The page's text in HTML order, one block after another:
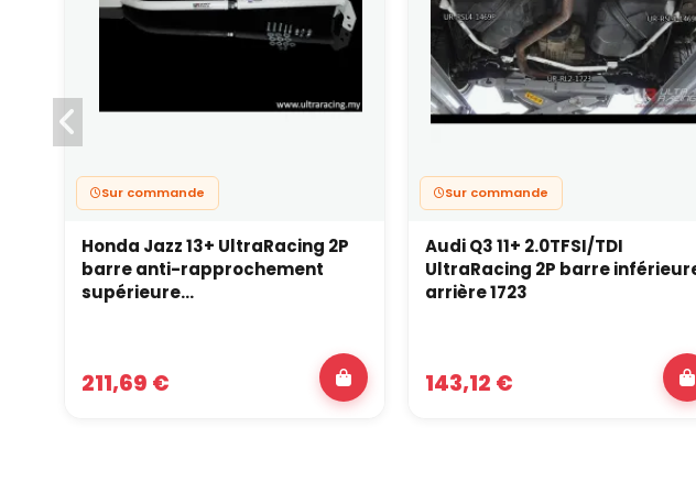
Sur commande
Honda Jazz 13+ UltraRacing 2P
barre anti-rapprochement
supérieure...
211,69 €
Sur commande
Audi Q3 11+ 2.0TFSI/TDI
UltraRacing 2P barre
arrière 1723
143,12 €